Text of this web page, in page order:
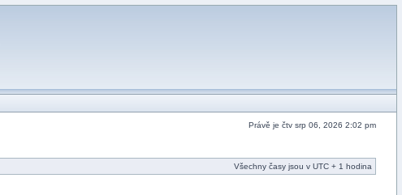
Právě je čtv srp 06, 2026 2:02 pm
Všechny časy jsou v UTC + 1 hodina